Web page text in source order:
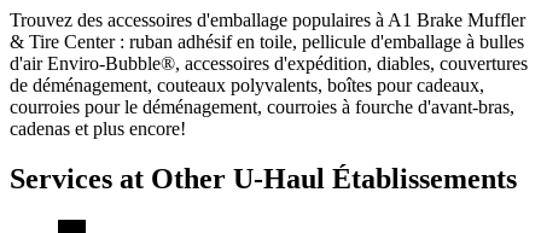
Trouvez des accessoires d'emballage populaires à A1 Brake Muffler
& Tire Center : ruban adhésif en toile, pellicule d'emballage à bulles
d'air Enviro-Bubble®, accessoires d'expédition, diables, couvertures
de déménagement, couteaux polyvalents, boîtes pour cadeaux,
courroies pour le déménagement, courroies à fourche d'avant-bras,
cadenas et plus encore!
Services at Other U-Haul Établissements